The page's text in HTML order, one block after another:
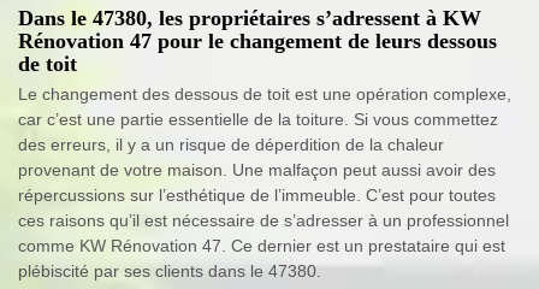
Dans le 47380, les propriétaires s’adressent à KW
Rénovation 47 pour le changement de leurs dessous
de toit
Le changement des dessous de toit est une opération complexe,
car c’est une partie essentielle de la toiture. Si vous commettez
des erreurs, il y a un risque de déperdition de la chaleur
provenant de votre maison. Une malfaçon peut aussi avoir des
répercussions sur l’esthétique de l’immeuble. C’est pour toutes
ces raisons qu’il est nécessaire de s’adresser à un professionnel
comme KW Rénovation 47. Ce dernier est un prestataire qui est
plébiscité par ses clients dans le 47380.